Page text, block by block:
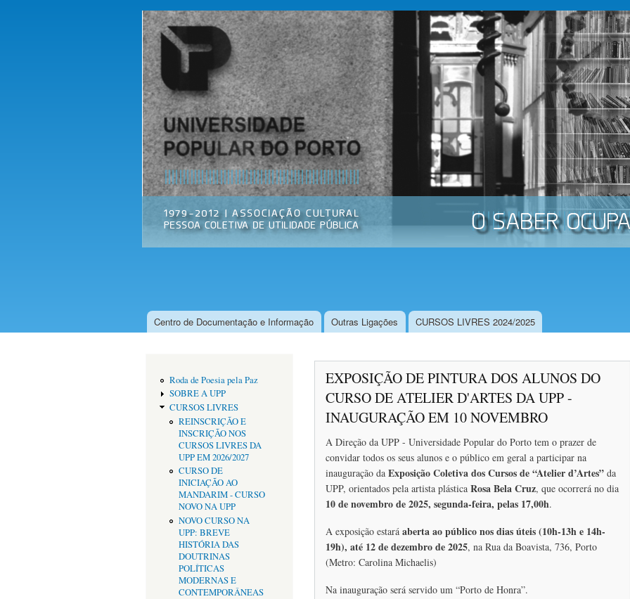
Passar
para o
conteúdo
principal
Universidade
Popular do
Porto
Associação
Cultural
Menu principal
Centro de Documentação e Informação Outras Ligações CURSOS LIVRES 2024/2025
Roda de Poesia pela Paz
SOBRE A UPP
CURSOS LIVRES
REINSCRIÇÃO E
INSCRIÇÃO NOS
CURSOS LIVRES DA
UPP EM 2026/2027
CURSO DE
INICIAÇÃO AO
MANDARIM - CURSO
NOVO NA UPP
NOVO CURSO NA
UPP: BREVE
HISTÓRIA DAS
DOUTRINAS
POLÍTICAS
MODERNAS E
CONTEMPORÂNEAS
EXPOSIÇÃO DE PINTURA DOS ALUNOS DO
CURSO DE ATELIER D'ARTES DA UPP -
INAUGURAÇÃO EM 10 NOVEMBRO
A Direção da UPP - Universidade Popular do Porto tem o prazer de
convidar todos os seus alunos e o público em geral a participar na
inauguração da Exposição Coletiva dos Cursos de “Atelier d’Artes” da
UPP, orientados pela artista plástica Rosa Bela Cruz, que ocorrerá no dia
10 de novembro de 2025, segunda-feira, pelas 17,00h.
A exposição estará aberta ao público nos dias úteis (10h-13h e 14h-
19h), até 12 de dezembro de 2025, na Rua da Boavista, 736, Porto
(Metro: Carolina Michaelis)
Na inauguração será servido um “Porto de Honra”.